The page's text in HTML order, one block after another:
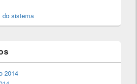
do sistema
2014